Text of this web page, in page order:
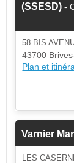
(SSESD) -
58 BIS
43700
Plan et
Varnier
LES